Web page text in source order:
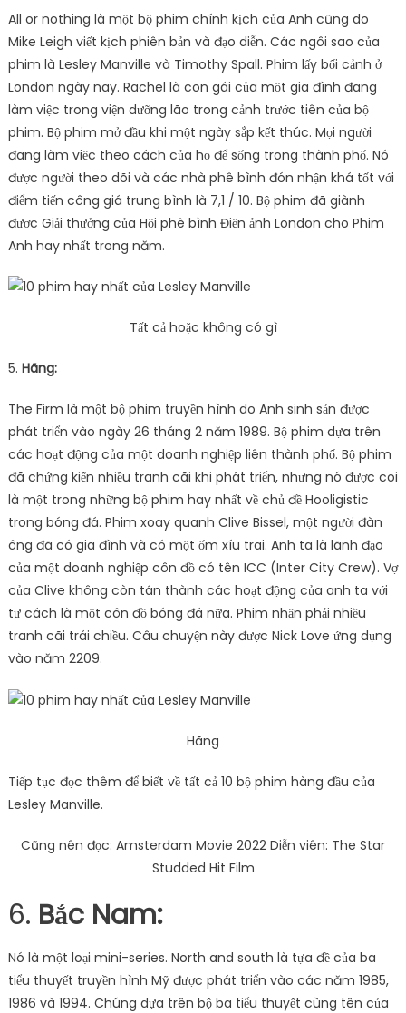
All or nothing là một bộ phim chính kịch của Anh cũng do
Mike Leigh viết kịch phiên bản và đạo diễn. Các ngôi sao của
phim là Lesley Manville và Timothy Spall. Phim lấy bối cảnh ở
London ngày nay. Rachel là con gái của một gia đình đang
làm việc trong viện dưỡng lão trong cảnh trước tiên của bộ
phim. Bộ phim mở đầu khi một ngày sắp kết thúc. Mọi người
đang làm việc theo cách của họ để sống trong thành phố. Nó
được người theo dõi và các nhà phê bình đón nhận khá tốt với
điểm tiến công giá trung bình là 7,1 / 10. Bộ phim đã giành
được Giải thưởng của Hội phê bình Điện ảnh London cho Phim
Anh hay nhất trong năm.
Tất cả hoặc không có gì
5. Hãng:
The Firm là một bộ phim truyền hình do Anh sinh sản được
phát triển vào ngày 26 tháng 2 năm 1989. Bộ phim dựa trên
các hoạt động của một doanh nghiệp liên thành phố. Bộ phim
đã chứng kiến ​​nhiều tranh cãi khi phát triển, nhưng nó được coi
là một trong những bộ phim hay nhất về chủ đề Hooligistic
trong bóng đá. Phim xoay quanh Clive Bissel, một người đàn
ông đã có gia đình và có một ốm xíu trai. Anh ta là lãnh đạo
của một doanh nghiệp côn đồ có tên ICC (Inter City Crew). Vợ
của Clive không còn tán thành các hoạt động của anh ta với
tư cách là một côn đồ bóng đá nữa. Phim nhận phải nhiều
tranh cãi trái chiều. Câu chuyện này được Nick Love ứng dụng
vào năm 2209.
Hãng
Tiếp tục đọc thêm để biết về tất cả 10 bộ phim hàng đầu của
Lesley Manville.
Cũng nên đọc: Amsterdam Movie 2022 Diễn viên: The Star
Studded Hit Film
6. Bắc Nam:
Nó là một loại mini-series. North and south là tựa đề của ba
tiểu thuyết truyền hình Mỹ được phát triển vào các năm 1985,
1986 và 1994. Chúng dựa trên bộ ba tiểu thuyết cùng tên của